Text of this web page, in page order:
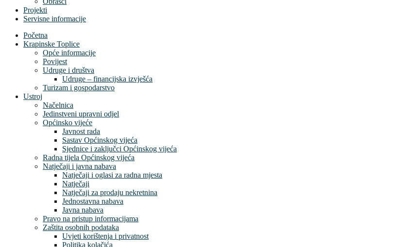
Projekti
Servisne informacije
Početna
Krapinske Toplice
Opće informacije
Povijest
Udruge i društva
Udruge – financijska izvješća
Turizam i gospodarstvo
Ustroj
Načelnica
Jedinstveni upravni odjel
Općinsko vijeće
Javnost rada
Sastav Općinskog vijeća
Sjednice i zaključci Općinskog vijeća
Radna tijela Općinskog vijeća
Natječaji i javna nabava
Natječaji i oglasi za radna mjesta
Natječaji
Natječaji za prodaju nekretnina
Jednostavna nabava
Javna nabava
Pravo na pristup informacijama
Zaštita osobnih podataka
Uvjeti korištenja i privatnost
Politika kolačića